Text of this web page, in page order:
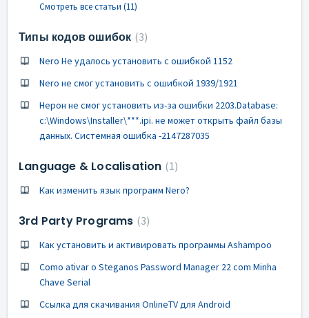
Смотреть все статьи (11)
Типы кодов ошибок 3
Nero Не удалось установить с ошибкой 1152
Nero не смог установить с ошибкой 1939/1921
Нерон не смог установить из-за ошибки 2203.Database:
c:\Windows\Installer\***.ipi. не может открыть файл базы
данных. Системная ошибка -2147287035
Language & Localisation 1
Как изменить язык программ Nero?
3rd Party Programs 3
Как установить и активировать программы Ashampoo
Como ativar o Steganos Password Manager 22 com Minha
Chave Serial
Ссылка для скачивания OnlineTV для Android